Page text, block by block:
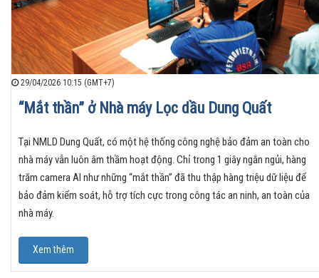
29/04/2026 10:15 (GMT+7)
“Mắt thần” ở Nhà máy Lọc dầu Dung Quất
Tại NMLD Dung Quất, có một hệ thống công nghệ bảo đảm an toàn cho
nhà máy vẫn luôn âm thầm hoạt động. Chỉ trong 1 giây ngắn ngủi, hàng
trăm camera AI như những “mắt thần” đã thu thập hàng triệu dữ liệu để
bảo đảm kiểm soát, hỗ trợ tích cực trong công tác an ninh, an toàn của
nhà máy.
Xem thêm